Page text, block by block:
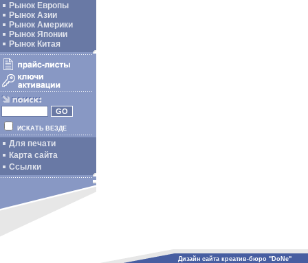
Рынок Европы
Рынок Азии
Рынок Америки
Рынок Японии
Рынок Китая
ИСКАТЬ ВЕЗДЕ
Для печати
Карта сайта
Ссылки
Дизайн сайта креатив-бюро "DoNe"